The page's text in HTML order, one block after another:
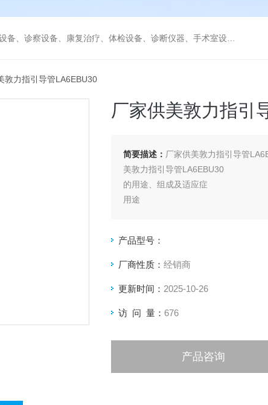
治疗、体检设备、诊断仪器、手术室设备急救室、监护设备诊疗室等医疗设备。
敦力指引导管LA6EBU30
厂家供美敦力指引
简要描述： 厂家供美敦力指引导管
美敦力指引导管LA6EBU30
的用途、组成及适应症
用途
治疗（PCI）手术，包括桡动脉和股动
产品型号：
厂商性质： 经销商
更新时间： 2025-10-26
访 问 量： 676
产品咨询